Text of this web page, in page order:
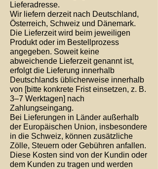
Lieferadresse.
Wir liefern derzeit nach Deutschland,
Österreich, Schweiz und Dänemark.
Die Lieferzeit wird beim jeweiligen
Produkt oder im Bestellprozess
angegeben. Soweit keine
abweichende Lieferzeit genannt ist,
erfolgt die Lieferung innerhalb
Deutschlands üblicherweise innerhalb
von [bitte konkrete Frist einsetzen, z. B.
3–7 Werktagen] nach
Zahlungseingang.
Bei Lieferungen in Länder außerhalb
der Europäischen Union, insbesondere
in die Schweiz, können zusätzliche
Zölle, Steuern oder Gebühren anfallen.
Diese Kosten sind von der Kundin oder
dem Kunden zu tragen und werden